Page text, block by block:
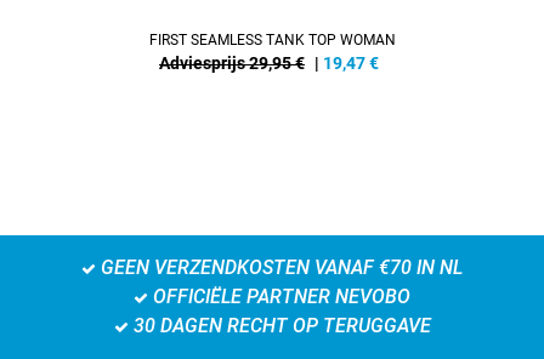
FIRST SEAMLESS TANK TOP WOMAN
Adviesprijs 29,95 € | 19,47€
GEEN VERZENDKOSTEN VANAF €70 IN NL
OFFICIËLE PARTNER NEVOBO
30 DAGEN RECHT OP TERUGGAVE